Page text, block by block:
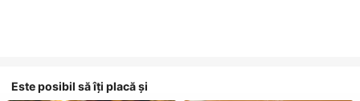
Este posibil să îți placă și